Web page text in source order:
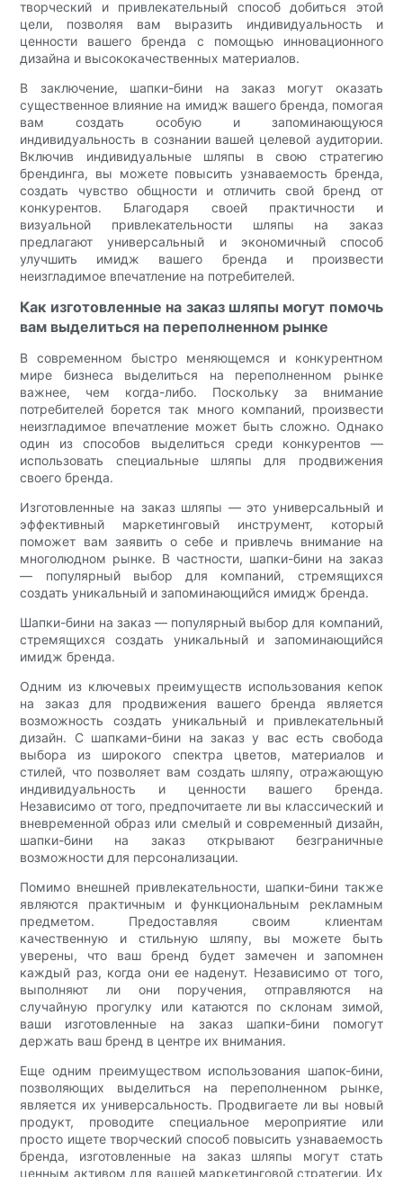
творческий и привлекательный способ добиться этой
цели, позволяя вам выразить индивидуальность и
ценности вашего бренда с помощью инновационного
дизайна и высококачественных материалов.
В заключение, шапки-бини на заказ могут оказать
существенное влияние на имидж вашего бренда, помогая
вам создать особую и запоминающуюся
индивидуальность в сознании вашей целевой аудитории.
Включив индивидуальные шляпы в свою стратегию
брендинга, вы можете повысить узнаваемость бренда,
создать чувство общности и отличить свой бренд от
конкурентов. Благодаря своей практичности и
визуальной привлекательности шляпы на заказ
предлагают универсальный и экономичный способ
улучшить имидж вашего бренда и произвести
неизгладимое впечатление на потребителей.
Как изготовленные на заказ шляпы могут помочь
вам выделиться на переполненном рынке
В современном быстро меняющемся и конкурентном
мире бизнеса выделиться на переполненном рынке
важнее, чем когда-либо. Поскольку за внимание
потребителей борется так много компаний, произвести
неизгладимое впечатление может быть сложно. Однако
один из способов выделиться среди конкурентов —
использовать специальные шляпы для продвижения
своего бренда.
Изготовленные на заказ шляпы — это универсальный и
эффективный маркетинговый инструмент, который
поможет вам заявить о себе и привлечь внимание на
многолюдном рынке. В частности, шапки-бини на заказ
— популярный выбор для компаний, стремящихся
создать уникальный и запоминающийся имидж бренда.
Шапки-бини на заказ — популярный выбор для компаний,
стремящихся создать уникальный и запоминающийся
имидж бренда.
Одним из ключевых преимуществ использования кепок
на заказ для продвижения вашего бренда является
возможность создать уникальный и привлекательный
дизайн. С шапками-бини на заказ у вас есть свобода
выбора из широкого спектра цветов, материалов и
стилей, что позволяет вам создать шляпу, отражающую
индивидуальность и ценности вашего бренда.
Независимо от того, предпочитаете ли вы классический и
вневременной образ или смелый и современный дизайн,
шапки-бини на заказ открывают безграничные
возможности для персонализации.
Помимо внешней привлекательности, шапки-бини также
являются практичным и функциональным рекламным
предметом. Предоставляя своим клиентам
качественную и стильную шляпу, вы можете быть
уверены, что ваш бренд будет замечен и запомнен
каждый раз, когда они ее наденут. Независимо от того,
выполняют ли они поручения, отправляются на
случайную прогулку или катаются по склонам зимой,
ваши изготовленные на заказ шапки-бини помогут
держать ваш бренд в центре их внимания.
Еще одним преимуществом использования шапок-бини,
позволяющих выделиться на переполненном рынке,
является их универсальность. Продвигаете ли вы новый
продукт, проводите специальное мероприятие или
просто ищете творческий способ повысить узнаваемость
бренда, изготовленные на заказ шляпы могут стать
ценным активом для вашей маркетинговой стратегии. Их